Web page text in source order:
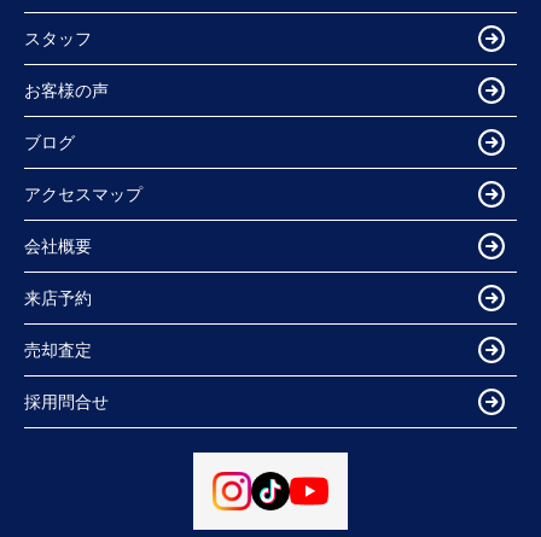
スタッフ
お客様の声
ブログ
アクセスマップ
会社概要
来店予約
売却査定
採用問合せ